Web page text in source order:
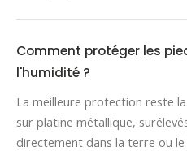
Comment protéger les
l'humidité ?
La meilleure protection reste
sur platine métallique,
directement dans la terre ou